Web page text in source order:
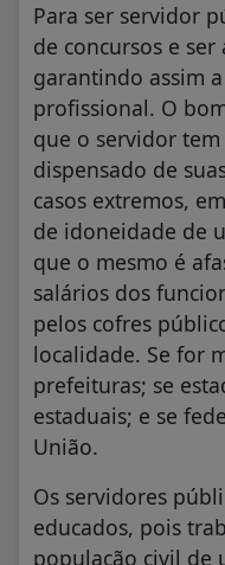
Para ser servidor
de concursos e
garantindo assim
profissional. O
que o servidor
dispensado de
casos extremos,
de idoneidade de
que o mesmo é
salários dos
pelos cofres
localidade. Se for
prefeituras; se
estaduais; e se
União.
Os servidores
educados, pois
população civil de